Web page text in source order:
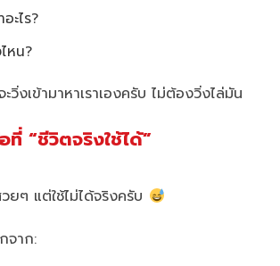
ะไร?
หน?
วิ่งเข้ามาหาเราเองครับ ไม่ต้องวิ่งไล่มัน
ที่ “ชีวิตจริงใช้ได้”
ยๆ แต่ใช้ไม่ได้จริงครับ
จาก: